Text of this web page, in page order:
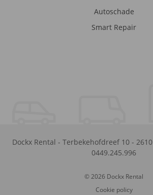
Autoschade
Smart Repair
Dockx Rental - Terbekehofdreef 10 - 2610
0449.245.996
© 2026 Dockx Rental
Cookie policy